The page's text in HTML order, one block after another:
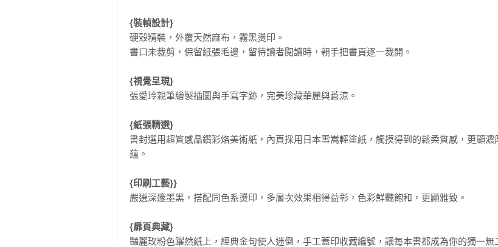
{裝幀設計}
硬殼精裝，外覆天然麻布，霧黑燙印。
書口未裁剪，保留紙張毛邊，留待讀者閱讀時，親手把書頁逐一裁開。
{視覺呈現}
張愛玲親筆繪製插圖與手寫字跡，完美珍藏華麗與蒼涼。
{紙張精選}
書封選用超質感晶鑽彩烙美術紙，內頁採用日本雪嵩輕塗紙，觸摸得到的鬆柔質感，更顯濃
蘊。
{印刷工藝}}
嚴選深邃墨黑，搭配同色系燙印，多層次效果相得益彰，色彩鮮豔飽和，更顯雅致。
{扉頁典藏}
豔麗玫粉色躍然紙上，經典金句使人迷倒，手工蓋印收藏編號，讓每本書都成為你的獨一無